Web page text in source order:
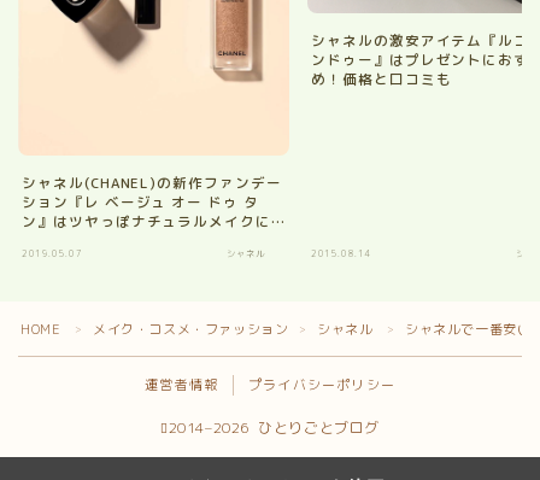
シャネル(CHANEL)の新作ファンデー
ション『レ ベージュ オー ドゥ タ
ン』はツヤっぽナチュラルメイクに
価を口コミ
2019.05.07 シャネル
シャネルの激安アイテム『ルコ
ンドゥー』はプレゼントにおす
め！価格と口コミも
2015.08.14 シャ
HOME ＞ メイク・コスメ・ファッション ＞ シャネル ＞ シャネルで一番安い
運営者情報 プライバシーポリシー
2014–2026 ひとりごとブログ